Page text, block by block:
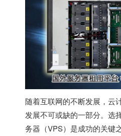
随着互联网的不断发展，云
发展不可或缺的一部分。选
务器（VPS）是成功的关键